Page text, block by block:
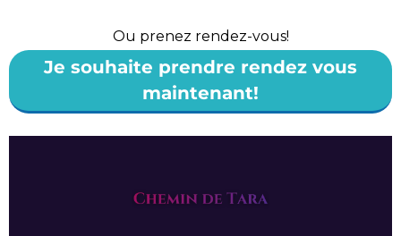
Ou prenez rendez-vous!
Je souhaite prendre rendez vous
maintenant!